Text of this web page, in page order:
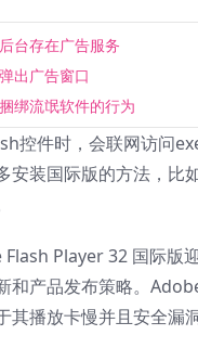
台存在广告服务
出广告窗口
绑流氓软件的行为
控件时，会联网访问
安装国际版的方法，
Player 32 国际版
和产品发布策略。
其播放卡慢并且安全漏